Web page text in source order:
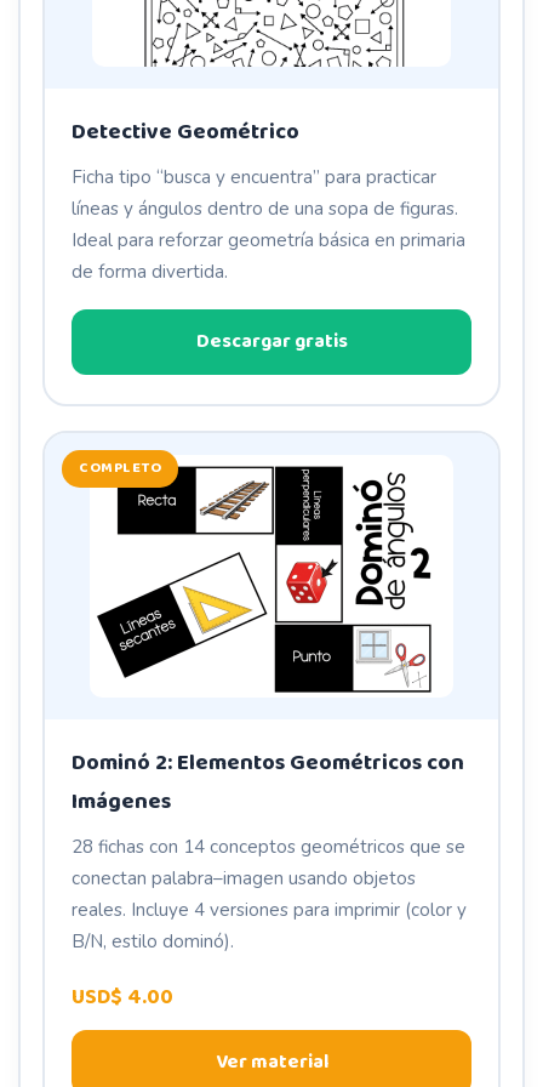
Detective Geométrico
Ficha tipo “busca y encuentra” para practicar
líneas y ángulos dentro de una sopa de figuras.
Ideal para reforzar geometría básica en primaria
de forma divertida.
Descargar gratis
COMPLETO
Dominó 2: Elementos Geométricos con
Imágenes
28 fichas con 14 conceptos geométricos que se
conectan palabra–imagen usando objetos
reales. Incluye 4 versiones para imprimir (color y
B/N, estilo dominó).
USD$ 4.00
Ver material